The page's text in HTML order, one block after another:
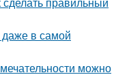
даже в самой
можно